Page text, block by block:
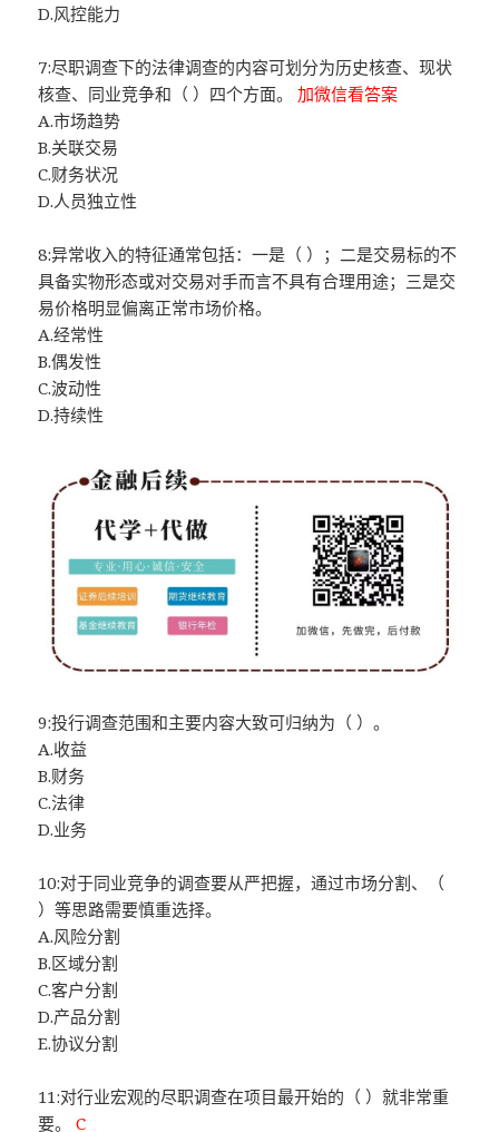
D.风控能力
7:尽职调查下的法律调查的内容可划分为历史核查、现状
核查、同业竞争和（ ）四个方面。加微信看答案
A.市场趋势
B.关联交易
C.财务状况
D.人员独立性
8:异常收入的特征通常包括：一是（ ）；二是交易标的不
具备实物形态或对交易对手而言不具有合理用途；三是交
易价格明显偏离正常市场价格。
A.经常性
B.偶发性
C.波动性
D.持续性
9:投行调查范围和主要内容大致可归纳为（ ）。
A.收益
B.财务
C.法律
D.业务
10:对于同业竞争的调查要从严把握，通过市场分割、（
）等思路需要慎重选择。
A.风险分割
B.区域分割
C.客户分割
D.产品分割
E.协议分割
11:对行业宏观的尽职调查在项目最开始的（ ）就非常重
要。C